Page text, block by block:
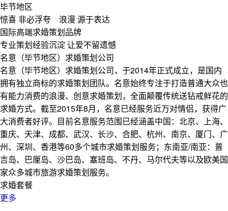
毕节地区
惊喜 非必浮夸 浪漫 源于表达
国际高端求婚策划品牌
专业策划经验沉淀 让爱不留遗憾
名意（毕节地区）求婚策划公司
名意（毕节地区）求婚策划公司，于2014年正式成立，是国内
拥有独立商标的求婚策划团队。名意始终专注于打造普通大众也
有能力消费的浪漫、创意求婚策划，全面颠覆传统送钻戒鲜花的
求婚方式。截至2015年8月，名意已经服务近万对情侣，获得广
大消费者好评。目前名意服务范围已经涵盖中国：北京、上海、
重庆、天津、成都、武汉、长沙、合肥、杭州、南京、厦门、广
州、深圳、香港等60多个城市求婚策划服务；东南亚/南亚：普
吉岛、巴厘岛、沙巴岛、塞班岛、不丹、马尔代夫等以及欧美国
家众多城市旅游求婚策划服务。
求婚套餐
更多